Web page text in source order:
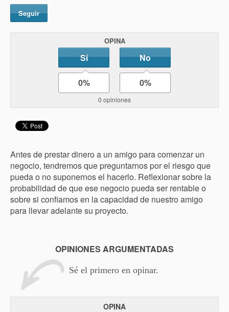
Seguir
OPINA
Sí No
0% 0%
0 opiniones
Antes de prestar dinero a un amigo para comenzar un
negocio, tendremos que preguntarnos por el riesgo que
pueda o no suponernos el hacerlo. Reflexionar sobre la
probabilidad de que ese negocio pueda ser rentable o
sobre si confiamos en la capacidad de nuestro amigo
para llevar adelante su proyecto.
OPINIONES ARGUMENTADAS
Sé el primero en opinar.
OPINA